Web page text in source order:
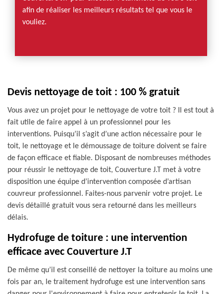
afin de réaliser les meilleurs résultats tel que vous le
vouliez.
Devis nettoyage de toit : 100 % gratuit
Vous avez un projet pour le nettoyage de votre toit ? Il est tout à
fait utile de faire appel à un professionnel pour les
interventions. Puisqu’il s’agit d’une action nécessaire pour le
toit, le nettoyage et le démoussage de toiture doivent se faire
de façon efficace et fiable. Disposant de nombreuses méthodes
pour réussir le nettoyage de toit, Couverture J.T met à votre
disposition une équipe d’intervention composée d’artisan
couvreur professionnel. Faites-nous parvenir votre projet. Le
devis détaillé gratuit vous sera retourné dans les meilleurs
délais.
Hydrofuge de toiture : une intervention
efficace avec Couverture J.T
De même qu’il est conseillé de nettoyer la toiture au moins une
fois par an, le traitement hydrofuge est une intervention sans